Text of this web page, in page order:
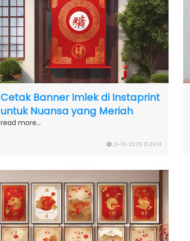
Cetak Banner Imlek di Instaprint
untuk Nuansa yang Meriah
read more...
21-01-2025 15:39:14